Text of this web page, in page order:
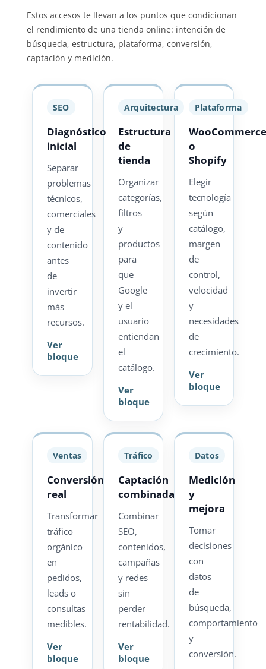
Estos accesos te llevan a los puntos que condicionan
el rendimiento de una tienda online: intención de
búsqueda, estructura, plataforma, conversión,
captación y medición.
SEO
Diagnóstico
inicial
Separar
problemas
técnicos,
comerciales
y de
contenido
antes
de
invertir
más
recursos.
Ver
bloque
Arquitectura
Estructura
de
tienda
Organizar
categorías,
filtros
y
productos
para
que
Google
y el
usuario
entiendan
el
catálogo.
Ver
bloque
Plataforma
WooCommerce
o
Shopify
Elegir
tecnología
según
catálogo,
margen
de
control,
velocidad
y
necesidades
de
crecimiento.
Ver
bloque
Ventas
Conversión
real
Transformar
tráfico
orgánico
en
pedidos,
leads o
consultas
medibles.
Ver
bloque
Tráfico
Captación
combinada
Combinar
SEO,
contenidos,
campañas
y redes
sin
perder
rentabilidad.
Ver
bloque
Datos
Medición
y
mejora
Tomar
decisiones
con
datos
de
búsqueda,
comportamiento
y
conversión.